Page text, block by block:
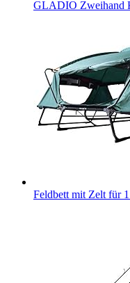
GLADIO Zweihand
Feldbett mit Zelt für